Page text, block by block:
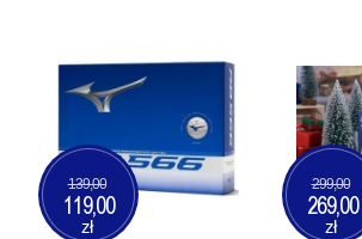
139,00
119,00
zł
299,00
269,00
zł